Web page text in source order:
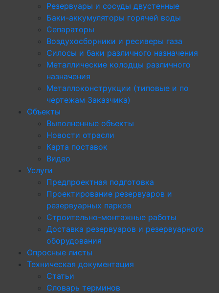
Резервуары и сосуды двустенные
Баки-аккумуляторы горячей воды
Сепараторы
Воздухосборники и ресиверы газа
Силосы и баки различного назначения
Металлические колодцы различного
назначения
Металлоконструкции (типовые и по
чертежам Заказчика)
Объекты
Выполненные объекты
Новости отрасли
Карта поставок
Видео
Услуги
Предпроектная подготовка
Проектирование резервуаров и
резервуарных парков
Строительно-монтажные работы
Доставка резервуаров и резервуарного
оборудования
Опросные листы
Техническая документация
Статьи
Словарь терминов